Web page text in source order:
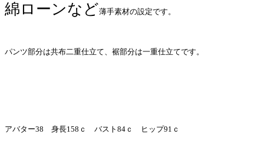
綿ローンなど薄手素材の設定です。
パンツ部分は共布二重仕立て、裾部分は一重仕立てです。
アバター38 身長158ｃ バスト84ｃ ヒップ91ｃ